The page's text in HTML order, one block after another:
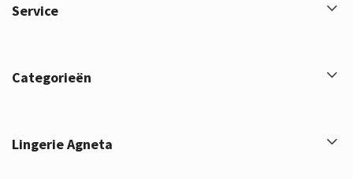
Service
Categorieën
Lingerie Agneta